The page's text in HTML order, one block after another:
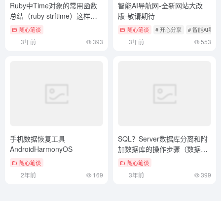
Ruby中Time对象的常用函数
总结（ruby strftime）这样也
行？随心笔谈
3年前 393
智能AI导航网-全新网站大改
版-敬请期待
随心笔谈 # 开心分享 # 智能AI导航
3年前 553
手机数据恢复工具
AndroidHarmonyOS
随心笔谈
2年前 169
SQL？Server数据库分离和附
加数据库的操作步骤（数据库
分离附加操作方法详解图片）
随心笔谈
3年前 399